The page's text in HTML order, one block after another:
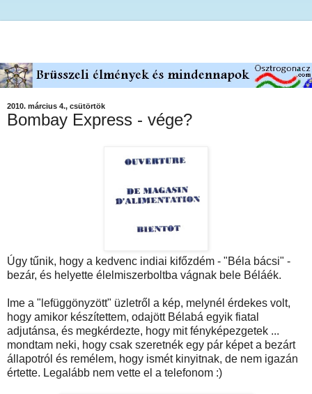
2010. március 4., csütörtök
Bombay Express - vége?
Úgy tűnik, hogy a kedvenc indiai kifőzdém - "Béla bácsi" -
bezár, és helyette élelmiszerboltba vágnak bele Béláék.
Ime a "lefüggönyzött" üzletről a kép, melynél érdekes volt,
hogy amikor készítettem, odajött Bélabá egyik fiatal
adjutánsa, és megkérdezte, hogy mit fényképezgetek ...
mondtam neki, hogy csak szeretnék egy pár képet a bezárt
állapotról és remélem, hogy ismét kinyitnak, de nem igazán
értette. Legalább nem vette el a telefonom :)